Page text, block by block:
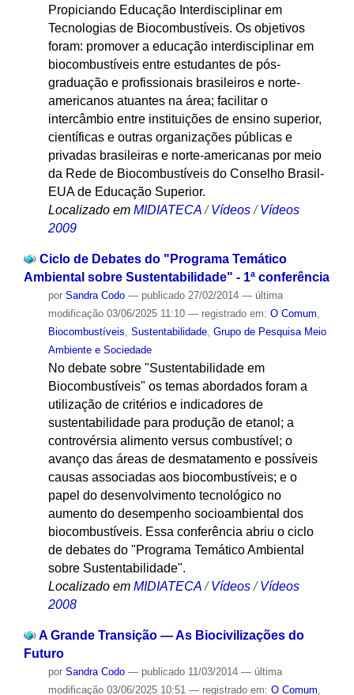
Propiciando Educação Interdisciplinar em
Tecnologias de Biocombustíveis. Os objetivos
foram: promover a educação interdisciplinar em
biocombustíveis entre estudantes de pós-
graduação e profissionais brasileiros e norte-
americanos atuantes na área; facilitar o
intercâmbio entre instituições de ensino superior,
científicas e outras organizações públicas e
privadas brasileiras e norte-americanas por meio
da Rede de Biocombustíveis do Conselho Brasil-
EUA de Educação Superior.
Localizado em MIDIATECA /Vídeos /Vídeos
2009
Ciclo de Debates do "Programa Temático
Ambiental sobre Sustentabilidade" - 1ª conferência
por Sandra Codo — publicado27/02/2014 — última
modificação03/06/2025 11:10 — registrado em: O Comum
Biocombustíveis Sustentabilidade, Grupo de Pesquisa Meio
Ambiente e Sociedade
No debate sobre "Sustentabilidade em
Biocombustíveis" os temas abordados foram a
utilização de critérios e indicadores de
sustentabilidade para produção de etanol; a
controvérsia alimento versus combustível; o
avanço das áreas de desmatamento e possíveis
causas associadas aos biocombustíveis; e o
papel do desenvolvimento tecnológico no
aumento do desempenho socioambiental dos
biocombustíveis. Essa conferência abriu o ciclo
de debates do "Programa Temático Ambiental
sobre Sustentabilidade".
Localizado em MIDIATECA /Vídeos /Vídeos
2008
A Grande Transição — As Biocivilizações do
Futuro
por Sandra Codo — publicado11/03/2014 — última
modificação03/06/2025 10:51 — registrado em: O Comum